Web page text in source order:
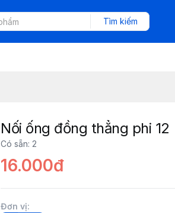
Tìm kiếm
Nối ống đồng thẳng phi 12
Có sẵn: 2
16.000đ
Đơn vị: